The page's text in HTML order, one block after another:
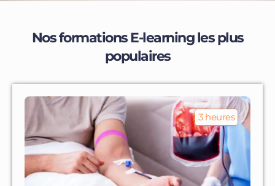
Nos formations E-learning les plus
populaires
3 heures